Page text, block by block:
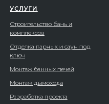
УСЛУГИ
Строительство бань и
комплексов
Отделка парных и саун под
ключ
Монтаж банных печей
Монтаж дымохода
Разработка проекта